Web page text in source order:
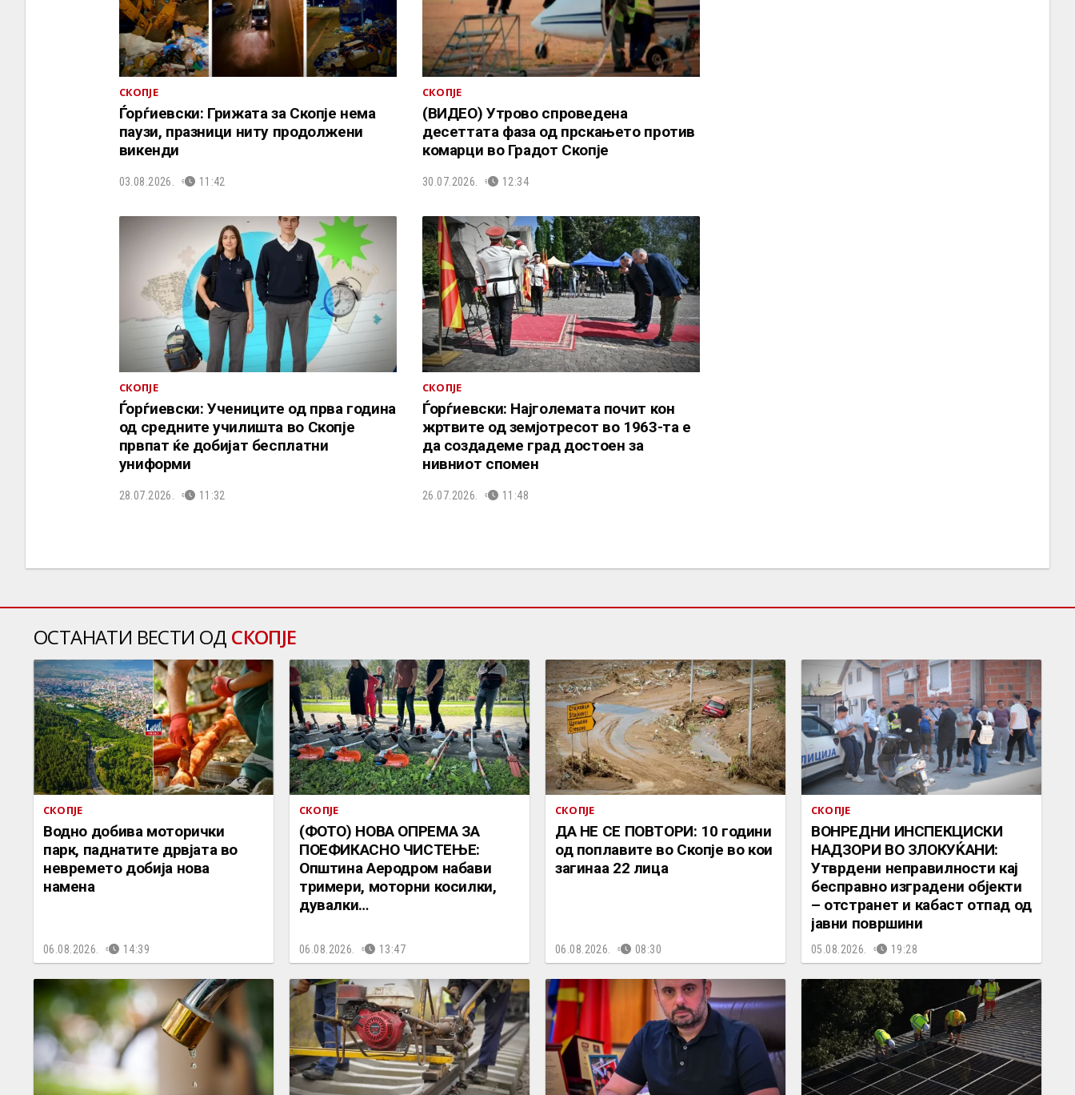
СКОПЈЕ
Ѓорѓиевски: Грижата за Скопје нема
паузи, празници ниту продолжени
викенди
03.08.2026. 11:42
СКОПЈЕ
(ВИДЕО) Утрово спроведена
десеттата фаза од прскањето против
комарци во Градот Скопје
30.07.2026. 12:34
СКОПЈЕ
Ѓорѓиевски: Учениците од прва година
од средните училишта во Скопје
првпат ќе добијат бесплатни
униформи
28.07.2026. 11:32
СКОПЈЕ
Ѓорѓиевски: Најголемата почит кон
жртвите од земјотресот во 1963-та е
да создадеме град достоен за
нивниот спомен
26.07.2026. 11:48
ОСТАНАТИ ВЕСТИ ОД СКОПЈЕ
СКОПЈЕ
Водно добива моторички
парк, паднатите дрвјата во
невремето добија нова
намена
06.08.2026. 14:39
СКОПЈЕ
(ФОТО) НОВА ОПРЕМА ЗА
ПОЕФИКАСНО ЧИСТЕЊЕ:
Општина Аеродром набави
тримери, моторни косилки,
дувалки…
06.08.2026. 13:47
СКОПЈЕ
ДА НЕ СЕ ПОВТОРИ: 10 години
од поплавите во Скопје во кои
загинаа 22 лица
06.08.2026. 08:30
СКОПЈЕ
ВОНРЕДНИ ИНСПЕКЦИСКИ
НАДЗОРИ ВО ЗЛОКУЌАНИ:
Утврдени неправилности кај
бесправно изградени објекти
– отстранет и кабаст отпад од
јавни површини
05.08.2026. 19:28